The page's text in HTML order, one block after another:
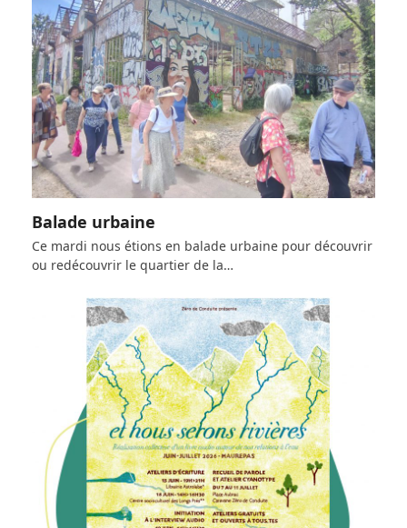
Balade urbaine
Ce mardi nous étions en balade urbaine pour découvrir
ou redécouvrir le quartier de la…